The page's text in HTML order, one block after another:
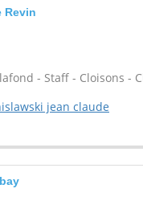
Revin
- Staff - Cloisons -
jean claude